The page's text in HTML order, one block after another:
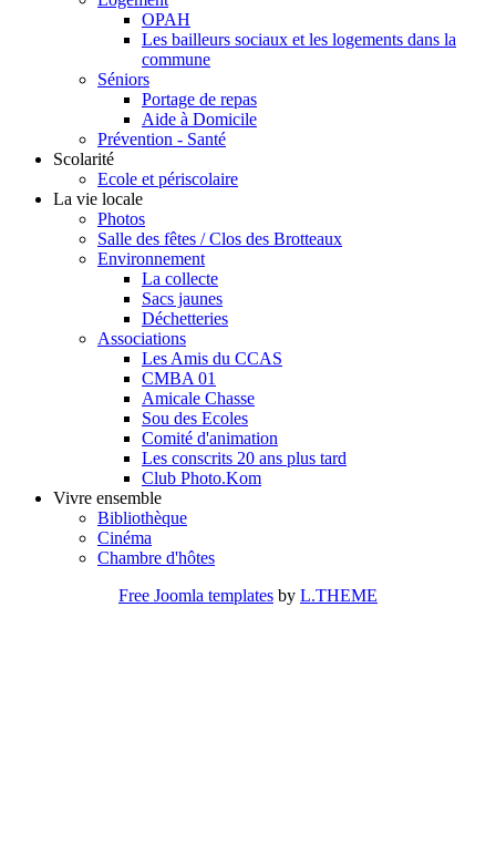
OPAH
Les bailleurs sociaux et les logements dans la
commune
Séniors
Portage de repas
Aide à Domicile
Prévention - Santé
Scolarité
Ecole et périscolaire
La vie locale
Photos
Salle des fêtes / Clos des Brotteaux
Environnement
La collecte
Sacs jaunes
Déchetteries
Associations
Les Amis du CCAS
CMBA 01
Amicale Chasse
Sou des Ecoles
Comité d'animation
Les conscrits 20 ans plus tard
Club Photo.Kom
Vivre ensemble
Bibliothèque
Cinéma
Chambre d'hôtes
Free Joomla templates by L.THEME